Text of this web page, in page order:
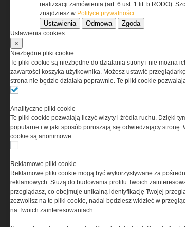
Copyright © 2004-2019
zastrzeżone. Jakiekolwiek
realizxacji zamówienia (art. 6 ust. 1 lit. b RODO).
znajdziesz w Polityce prywatności
Ustawienia Odmowa Zgoda
Ustawienia cookies
×
Niezbędne pliki cookie
Te pliki cookie są niezbędne do działania strony i nie można
zawartości koszyka użytkownika. Możesz ustawić
strona nie będzie działała poprawnie. Te pliki cookie
Analityczne pliki cookie
Te pliki cookie pozwalają liczyć wizyty i źródła ruchu. Dzięki
popularne i w jaki sposób poruszają się odwiedzający stronę.
cookie są anonimowe.
Reklamowe pliki cookie
Reklamowe pliki cookie mogą być wykorzystywane za
reklamowych. Służą do budowania profilu Twoich
przeglądasz, co obejmuje unikalną identyfikację Twojej
zezwolisz na te pliki cookie, nadal będziesz widzieć w
na Twoich zainteresowaniach.